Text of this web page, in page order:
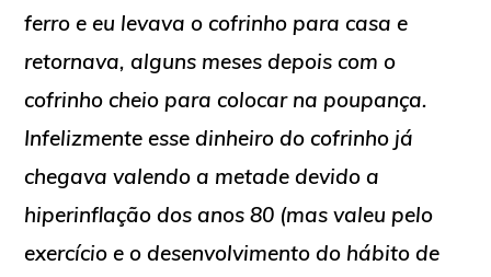
ferro e eu levava o cofrinho para casa e
retornava, alguns meses depois com o
cofrinho cheio para colocar na poupança.
Infelizmente esse dinheiro do cofrinho já
chegava valendo a metade devido a
hiperinflação dos anos 80 (mas valeu pelo
exercício e o desenvolvimento do hábito de